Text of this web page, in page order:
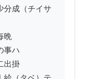
分成（チイサ
晩
事ハ
出掛